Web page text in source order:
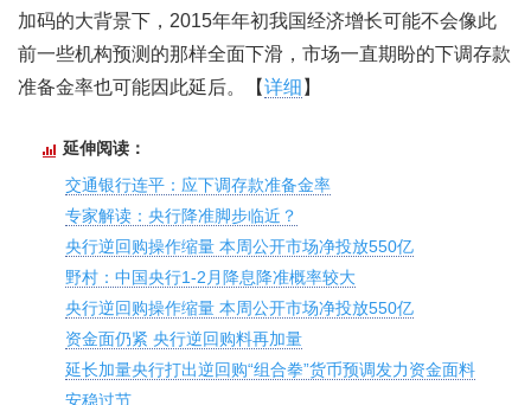
加码的大背景下，2015年年初我国经济增长可能不会像此
前一些机构预测的那样全面下滑，市场一直期盼的下调存款
准备金率也可能因此延后。【详细 】
延伸阅读：
交通银行连平：应下调存款准备金率
专家解读：央行降准脚步临近？
央行逆回购操作缩量 本周公开市场净投放550亿
野村：中国央行1-2月降息降准概率较大
央行逆回购操作缩量 本周公开市场净投放550亿
资金面仍紧 央行逆回购料再加量
延长加量央行打出逆回购“组合拳”货币预调发力资金面料
安稳过节